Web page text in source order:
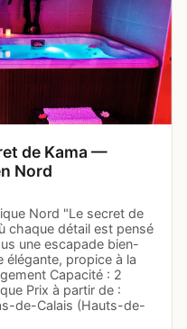
de Kama —
Nord
Nord "Le secret de
chaque détail est pensé
une escapade bien-
élégante, propice à la
Capacité : 2
Prix à partir de :
de-Calais (Hauts-de-